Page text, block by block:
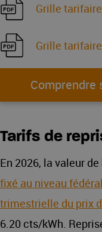
Grille
Grille
Comprendre
Tarifs de
En 2026, la valeur
fixé au niveau
trimestrielle du prix
6.20 cts/kWh.